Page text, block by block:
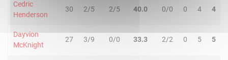
Cedric
Henderson
30 2/5 2/5 40.0 0/0 0 4 4
Dayvion
McKnight
27 3/9 0/0 33.3 2/2 0 5 5